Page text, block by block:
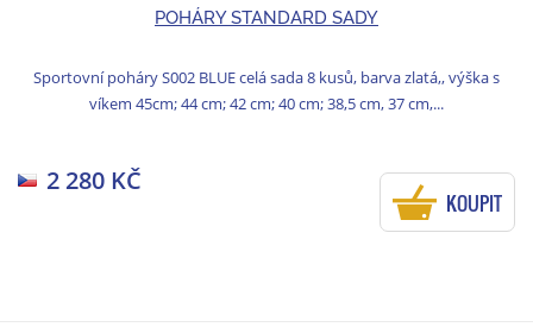
POHÁRY STANDARD SADY
Sportovní poháry S002 BLUE celá sada 8 kusů, barva zlatá,, výška s
víkem 45cm; 44 cm; 42 cm; 40 cm; 38,5 cm, 37 cm,...
2 280 KČ
KOUPIT